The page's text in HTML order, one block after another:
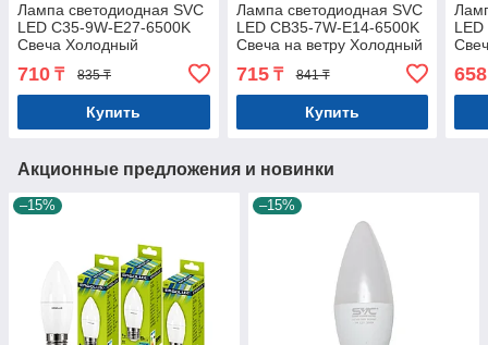
Лампа светодиодная SVC
LED C35-9W-E27-6500K
Свеча Холодный
710 ₸ 835 ₸
Купить
Лампа светодиодная SVC
LED CB35-7W-E14-6500K
Свеча на ветру Холодный
715₸ 841 ₸
Купить
658
Акционные предложения и новинки
–15% –15%